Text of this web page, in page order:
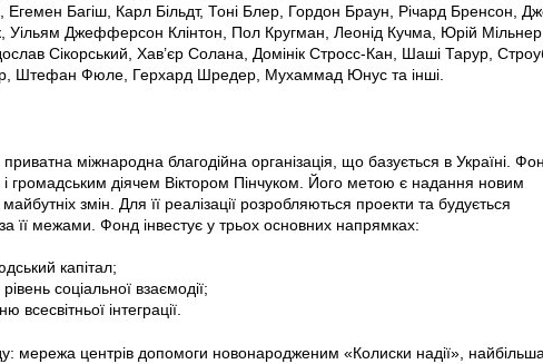
Багіш, Карл Більдт, Тоні Блер, Гордон Браун, Річард Бренсон,
Уільям Джефферсон Клінтон, Пол Кругман, Леонід Кучма, Юрій Мільнер,
Сікорський, Хав’єр Солана, Домінік Стросс-Кан, Шаші Тарур,
Штефан Фюле, Герхард Шредер, Мухаммад Юнус та інші.
міжнародна благодійна організація, що базується в Україні.
громадським діячем Віктором Пінчуком. Його метою є надання новим
змін. Для її реалізації розробляються проекти та будується
її межами. Фонд інвестує у трьох основних напрямках:
капітал;
соціальної взаємодії;
всесвітньої інтеграції.
мережа центрів допомоги новонародженим «Колиски надії»,